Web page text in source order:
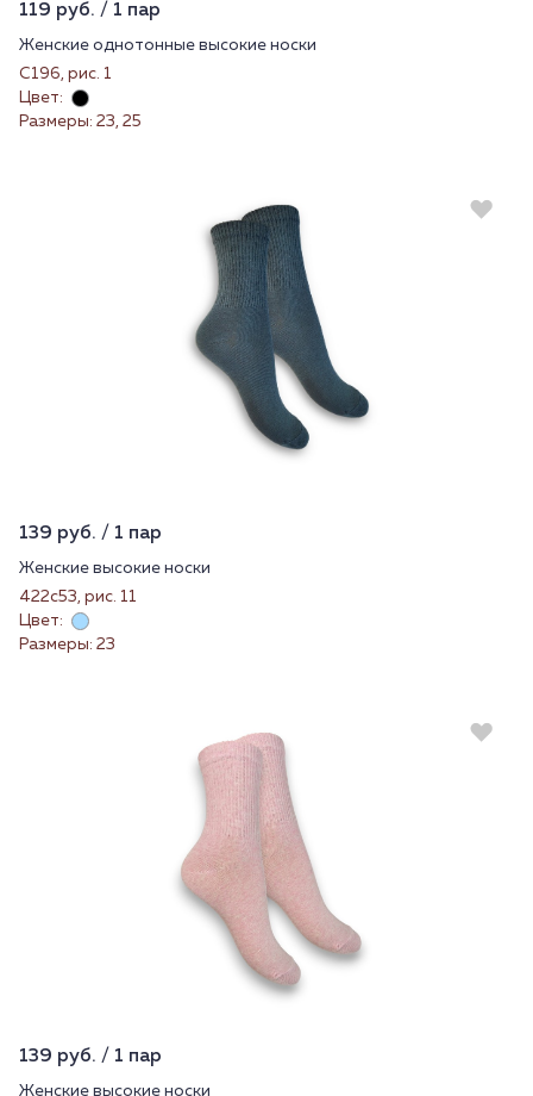
119 руб. / 1 пар
Женские однотонные высокие носки
С196, рис. 1
Цвет:
Размеры: 23, 25
139 руб. / 1 пар
Женские высокие носки
422с53, рис. 11
Цвет:
Размеры: 23
139 руб. / 1 пар
Женские высокие носки